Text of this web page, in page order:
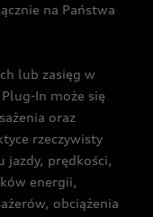
na Państwa
lub zasięg w
In może się
oraz
rzeczywisty
jazdy, prędkości,
energii,
obciążenia